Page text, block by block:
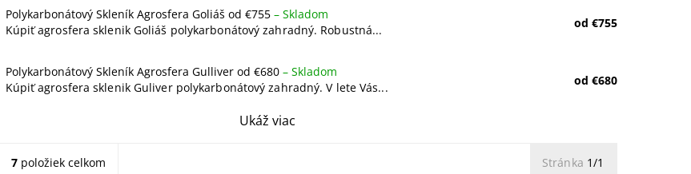
Polykarbonátový Skleník Agrosfera Goliáš od €755 – Skladom
Kúpiť agrosfera sklenik Goliáš polykarbonátový zahradný. Robustná...
od €755
Polykarbonátový Skleník Agrosfera Gulliver od €680 – Skladom
Kúpiť agrosfera sklenik Guliver polykarbonátový zahradný. V lete Vás...
od €680
Ukáž viac
7položiek celkom Stránka 1/1